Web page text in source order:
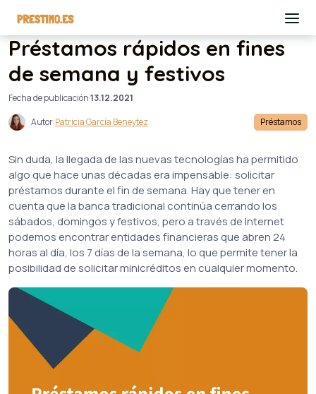
Préstamos rápidos en fines
de semana y festivos
Fecha de publicación13.12.2021
Autor:Patricia García Beneytez Préstamos
Sin duda, la llegada de las nuevas tecnologías ha permitido
algo que hace unas décadas era impensable: solicitar
préstamos durante el fin de semana. Hay que tener en
cuenta que la banca tradicional continúa cerrando los
sábados, domingos y festivos, pero a través de Internet
podemos encontrar entidades financieras que abren 24
horas al día, los 7 días de la semana, lo que permite tener la
posibilidad de solicitar minicréditos en cualquier momento.